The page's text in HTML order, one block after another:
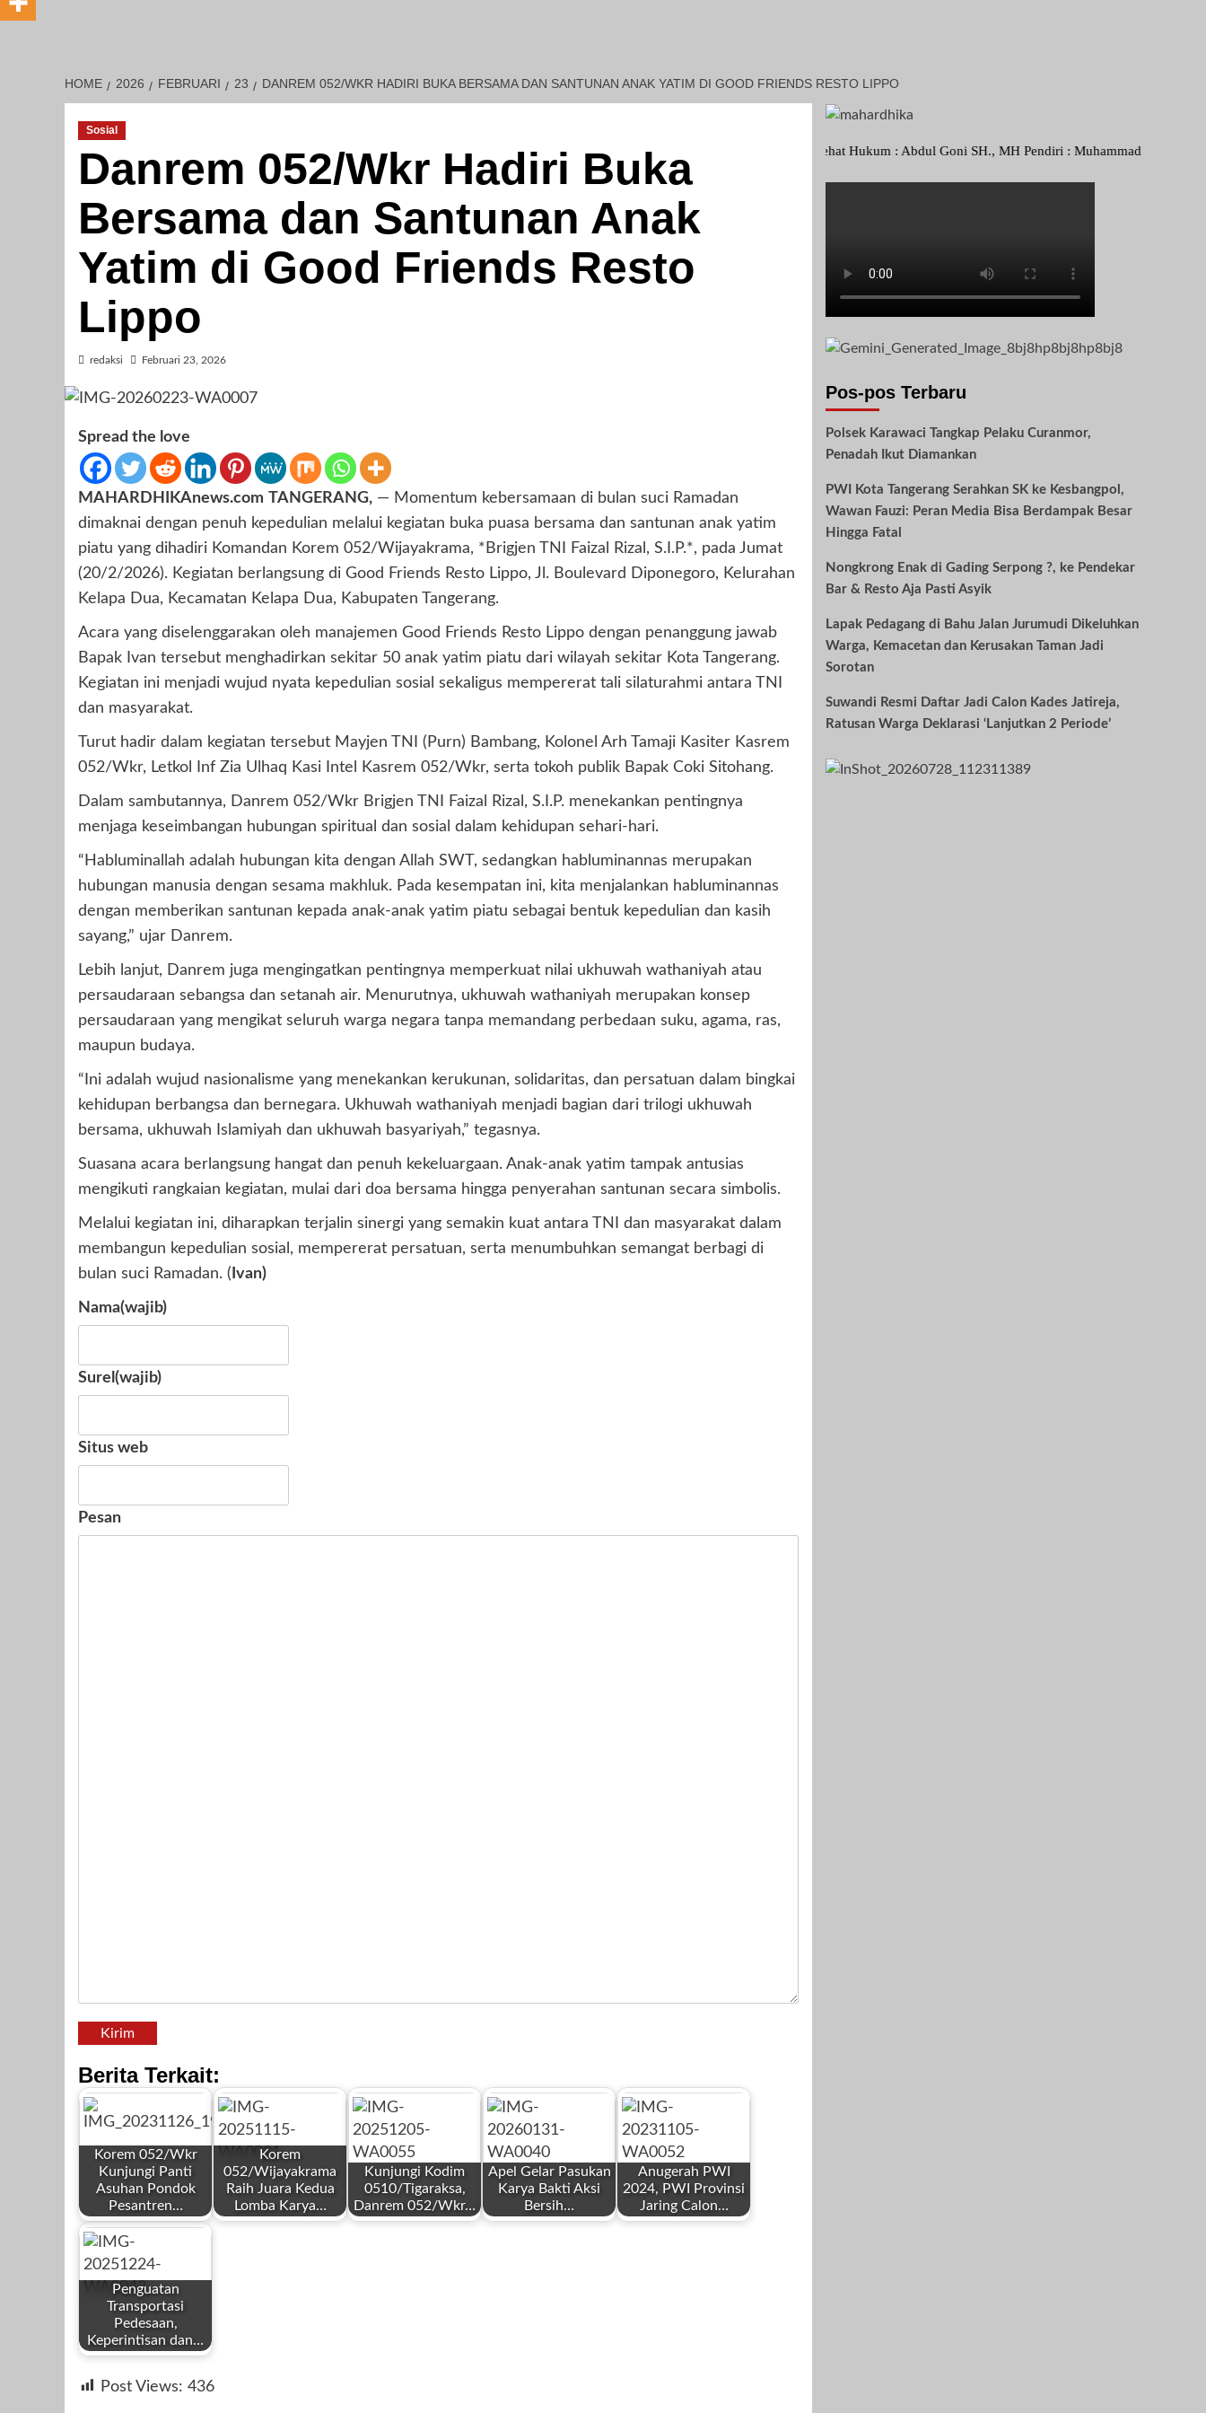
HOME 2026 FEBRUARI 23 DANREM 052/WKR HADIRI BUKA BERSAMA DAN SANTUNAN ANAK YATIM DI GOOD FRIENDS RESTO LIPPO
Sosial
Danrem 052/Wkr Hadiri Buka
Bersama dan Santunan Anak
Yatim di Good Friends Resto
Lippo
redaksi Februari 23, 2026
Spread the love
MAHARDHIKAnews.com TANGERANG, — Momentum kebersamaan di bulan suci Ramadan
dimaknai dengan penuh kepedulian melalui kegiatan buka puasa bersama dan santunan anak yatim
piatu yang dihadiri Komandan Korem 052/Wijayakrama, *Brigjen TNI Faizal Rizal, S.I.P.*, pada Jumat
(20/2/2026). Kegiatan berlangsung di Good Friends Resto Lippo, Jl. Boulevard Diponegoro, Kelurahan
Kelapa Dua, Kecamatan Kelapa Dua, Kabupaten Tangerang.
Acara yang diselenggarakan oleh manajemen Good Friends Resto Lippo dengan penanggung jawab
Bapak Ivan tersebut menghadirkan sekitar 50 anak yatim piatu dari wilayah sekitar Kota Tangerang.
Kegiatan ini menjadi wujud nyata kepedulian sosial sekaligus mempererat tali silaturahmi antara TNI
dan masyarakat.
Turut hadir dalam kegiatan tersebut Mayjen TNI (Purn) Bambang, Kolonel Arh Tamaji Kasiter Kasrem
052/Wkr, Letkol Inf Zia Ulhaq Kasi Intel Kasrem 052/Wkr, serta tokoh publik Bapak Coki Sitohang.
Dalam sambutannya, Danrem 052/Wkr Brigjen TNI Faizal Rizal, S.I.P. menekankan pentingnya
menjaga keseimbangan hubungan spiritual dan sosial dalam kehidupan sehari-hari.
“Habluminallah adalah hubungan kita dengan Allah SWT, sedangkan habluminannas merupakan
hubungan manusia dengan sesama makhluk. Pada kesempatan ini, kita menjalankan habluminannas
dengan memberikan santunan kepada anak-anak yatim piatu sebagai bentuk kepedulian dan kasih
sayang,” ujar Danrem.
Lebih lanjut, Danrem juga mengingatkan pentingnya memperkuat nilai ukhuwah wathaniyah atau
persaudaraan sebangsa dan setanah air. Menurutnya, ukhuwah wathaniyah merupakan konsep
persaudaraan yang mengikat seluruh warga negara tanpa memandang perbedaan suku, agama, ras,
maupun budaya.
“Ini adalah wujud nasionalisme yang menekankan kerukunan, solidaritas, dan persatuan dalam bingkai
kehidupan berbangsa dan bernegara. Ukhuwah wathaniyah menjadi bagian dari trilogi ukhuwah
bersama, ukhuwah Islamiyah dan ukhuwah basyariyah,” tegasnya.
Suasana acara berlangsung hangat dan penuh kekeluargaan. Anak-anak yatim tampak antusias
mengikuti rangkaian kegiatan, mulai dari doa bersama hingga penyerahan santunan secara simbolis.
Melalui kegiatan ini, diharapkan terjalin sinergi yang semakin kuat antara TNI dan masyarakat dalam
membangun kepedulian sosial, mempererat persatuan, serta menumbuhkan semangat berbagi di
bulan suci Ramadan. ( Ivan)
Nama(wajib)
Surel (wajib)
Situs web
Pesan
Kirim
Berita Terkait:
Korem 052/Wkr
Kunjungi Panti
Asuhan Pondok
Pesantren…
by
Redaksi
November 26,
Korem
052/Wijayakrama
Raih Juara Kedua
Lomba Karya…
Kunjungi Kodim
0510/Tigaraksa,
Danrem 052/Wkr…
Apel Gelar Pasukan
Karya Bakti Aksi
Bersih…
Anugerah PWI
2024, PWI Provinsi
Jaring Calon…
Penguatan
Transportasi
Pedesaan,
Keperintisan dan…
Redaksi
Post Views: 436
REDAKSI : Penasehat Hukum : Abdul Goni SH., MH Pendiri : Muhammad Irfansyah,
Pos-pos Terbaru
Polsek Karawaci Tangkap Pelaku Curanmor,
Penadah Ikut Diamankan
PWI Kota Tangerang Serahkan SK ke Kesbangpol,
Wawan Fauzi: Peran Media Bisa Berdampak Besar
Hingga Fatal
Nongkrong Enak di Gading Serpong ?, ke Pendekar
Bar & Resto Aja Pasti Asyik
Lapak Pedagang di Bahu Jalan Jurumudi Dikeluhkan
Warga, Kemacetan dan Kerusakan Taman Jadi
Sorotan
Suwandi Resmi Daftar Jadi Calon Kades Jatireja,
Ratusan Warga Deklarasi ‘Lanjutkan 2 Periode’